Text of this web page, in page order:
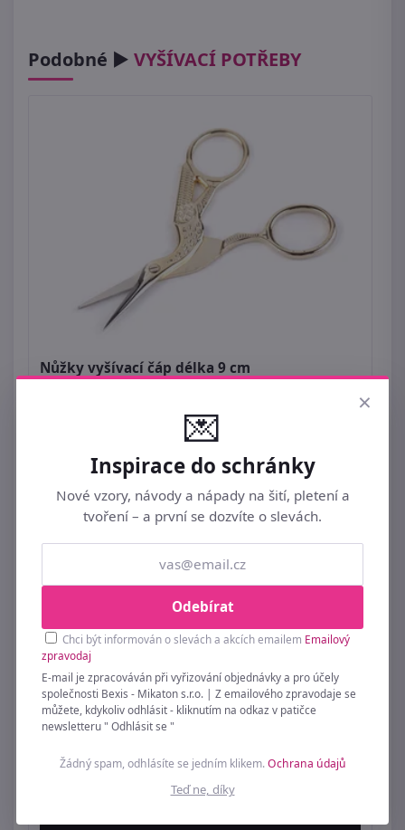
Podobné ► VYŠÍVACÍ POTŘEBY
Nůžky vyšívací čáp délka 9 cm
Sada vyšívání - předloha, jehla, bavlnky
59 Kč
×
💌
Inspirace do schránky
Nové vzory, návody a nápady na šití, pletení a
tvoření – a první se dozvíte o slevách.
Odebírat
Chci být informován o slevách a akcích emailem Emailový
zpravodaj
E-mail je zpracováván při vyřizování objednávky a pro účely
společnosti Bexis - Mikaton s.r.o. | Z emailového zpravodaje se
můžete, kdykoliv odhlásit - kliknutím na odkaz v patičce
newsletteru " Odhlásit se "
Žádný spam, odhlásíte se jedním klikem.Ochrana údajů
Teď ne, díky